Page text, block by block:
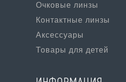
Очковые линзы
Контактные линзы
Аксессуары
Товары для детей